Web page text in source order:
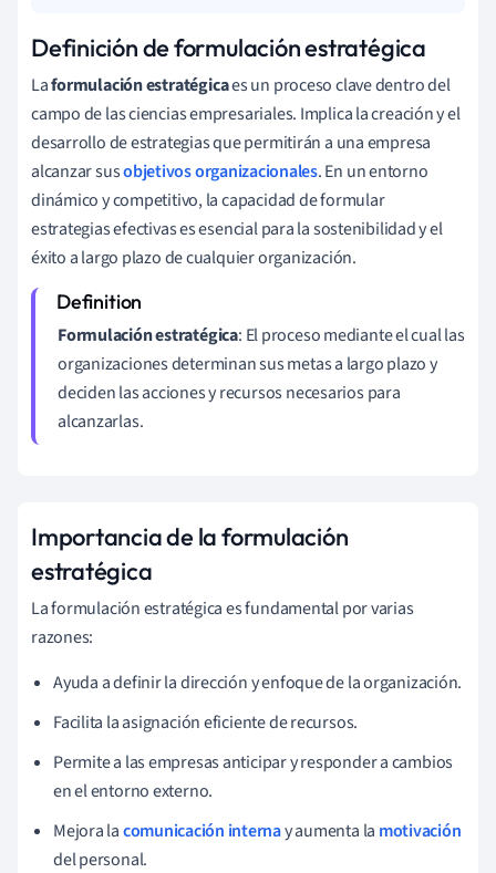
Definición de formulación estratégica
Laformulación estratégicaes un proceso clave dentro del
campo de las ciencias empresariales. Implica la creación y el
desarrollo de estrategias que permitirán a una empresa
alcanzar susobjetivos organizacionales. En un entorno
dinámico y competitivo, la capacidad de formular
estrategias efectivas es esencial para la sostenibilidad y el
éxito a largo plazo de cualquier organización.
Formulación estratégica: El proceso mediante el cual las
organizaciones determinan sus metas a largo plazo y
deciden las acciones y recursos necesarios para
alcanzarlas.
Importancia de la formulación
estratégica
La formulación estratégica es fundamental por varias
razones:
Ayuda a definir la dirección y enfoque de la organización.
Facilita la asignación eficiente de recursos.
Permite a las empresas anticipar y responder a cambios
en el entorno externo.
Mejora lacomunicación internay aumenta la motivación
del personal.